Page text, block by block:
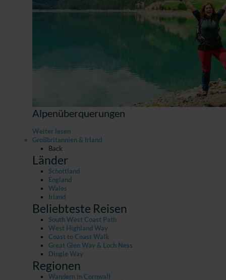
Alpenüberquerungen
Weiter lesen
Großbritannien & Irland
Back
Länder
Schottland
England
Wales
Irland
Beliebteste Reisen
South West Coast Path
West Highland Way
Coast to Coast Walk
Great Glen Way & Loch Ness
Dingle Way
Regionen
Wandern in Cornwall